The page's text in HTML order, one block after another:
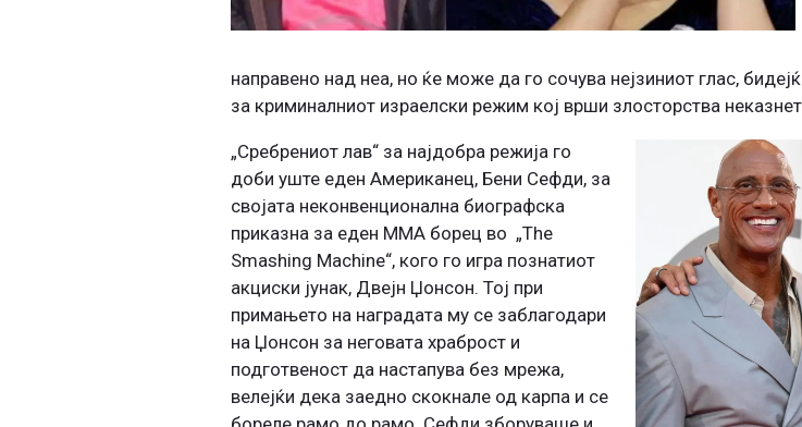
направено над неа, но ќе може да го сочува нејзиниот глас,
за криминалниот израелски режим кој врши злосторства
„Сребрениот лав“ за најдобра режија го
доби уште еден Американец, Бени Сефди, за
својата неконвенционална биографска
приказна за еден ММА борец во „The
Smashing Machine“, кого го игра познатиот
акциски јунак, Двејн Џонсон. Тој при
примањето на наградата му се заблагодари
на Џонсон за неговата храброст и
подготвеност да настапува без мрежа,
велејќи дека заедно скокнале од карпа и се